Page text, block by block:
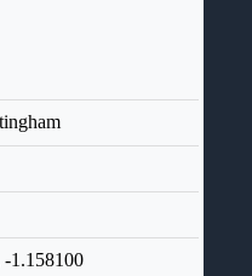
-1.158100